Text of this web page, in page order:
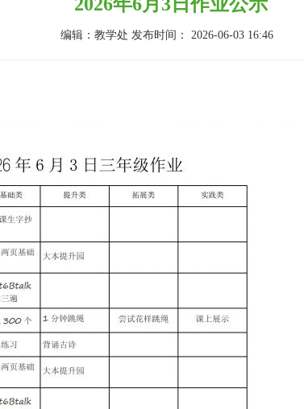
编辑：教学处 发布时间： 2026-06-03 16:46